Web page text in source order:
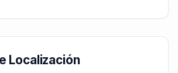
Localización